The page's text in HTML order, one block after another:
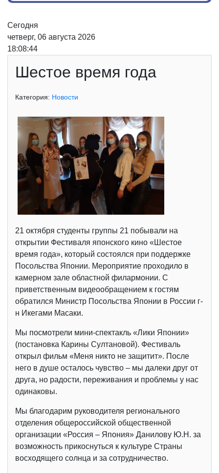
Сегодня
четверг, 06 августа 2026
18:08:45
Шестое время года
Категория: Новости
21 октября студенты группы 21 побывали на
открытии Фестиваля японского кино «Шестое
время года», который состоялся при поддержке
Посольства Японии. Мероприятие проходило в
камерном зале областной филармонии. С
приветственным видеообращением к гостям
обратился Министр Посольства Японии в России г-
н Икегами Масаки.
Мы посмотрели мини-спектакль «Лики Японии»
(постановка Карины Султановой). Фестиваль
открыл фильм «Меня никто не защитит». После
него в душе осталось чувство – мы далеки друг от
друга, но радости, переживания и проблемы у нас
одинаковы.
Мы благодарим руководителя регионального
отделения общероссийской общественной
организации «Россия – Япония» Данилову Ю.Н. за
возможность прикоснуться к культуре Страны
восходящего солнца и за сотрудничество.